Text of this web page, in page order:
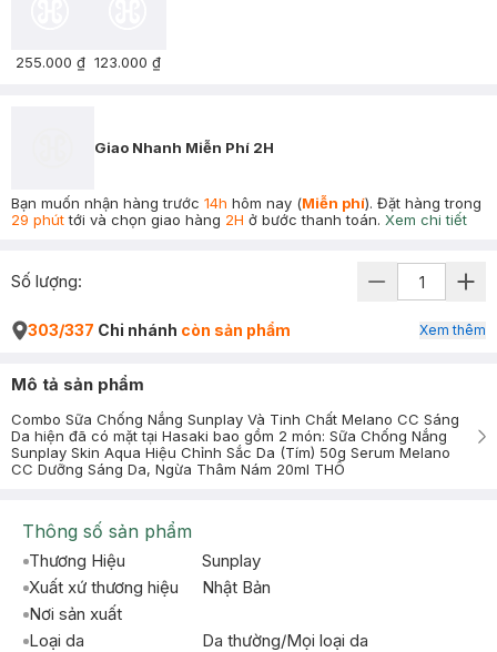
255.000 ₫ 123.000 ₫
Giao Nhanh Miễn Phí 2H
Bạn muốn nhận hàng trước 14h hôm nay (Miễn phí). Đặt hàng trong
29 phúttới và chọn giao hàng 2H ở bước thanh toán. Xem chi tiết
Số lượng:
303/337 Chi nhánh còn sản phẩm Xem thêm
Mô tả sản phẩm
Combo Sữa Chống Nắng Sunplay Và Tinh Chất Melano CC Sáng
Da hiện đã có mặt tại Hasaki bao gồm 2 món: Sữa Chống Nắng
Sunplay Skin Aqua Hiệu Chỉnh Sắc Da (Tím) 50g Serum Melano
CC Dưỡng Sáng Da, Ngừa Thâm Nám 20ml THÔ
Thông số sản phẩm
Thương Hiệu
Sunplay
Xuất xứ thương hiệu
Nhật Bản
Nơi sản xuất
Loại da
Da thường/Mọi loại da